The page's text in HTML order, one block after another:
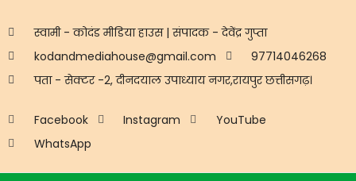
स्वामी - कोदंड मीडिया हाउस | संपादक - देवेंद्र गुप्ता
kodandmediahouse@gmail.com
97714046268
पता - सेक्टर -2, दीनदयाल उपाध्याय नगर,रायपुर छत्तीसगढ़।
Facebook Instagram
YouTube
WhatsApp